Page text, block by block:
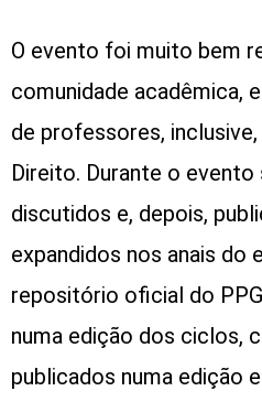
O evento foi muito bem
comunidade acadêmica,
de professores,
Direito. Durante o
discutidos e, depois,
expandidos nos anais do
repositório oficial do
numa edição dos ciclos,
publicados numa edição